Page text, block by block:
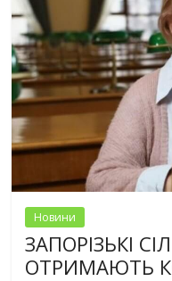
Новини
ЗАПОРІЗЬКІ
ОТРИМАЮТЬ